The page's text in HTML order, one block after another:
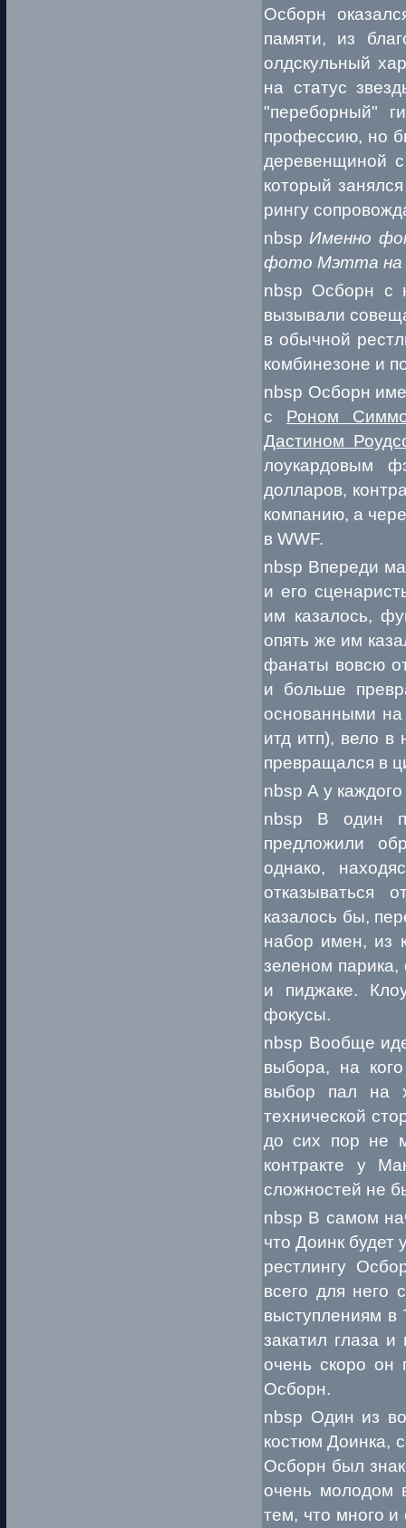
Осборн
памяти, из
олдскульный
на статус
"переборный"
профессию, но
деревенщиной
который
рингу
nbsp Именно
фото Мэтта на
nbsp Осборн с
вызывали
в обычной
комбинезоне и
nbsp Осборн
с Роном
Дастином
лоукардовым
долларов,
компанию, а
в WWF.
nbsp Впереди
и его
им казалось,
опять же им
фанаты вовсю
и больше
основанными на
итд итп), вело
превращался в
nbsp А у
nbsp В один
предложили
однако,
отказываться
казалось бы,
набор имен, из
зеленом парика,
и пиджаке.
фокусы.
nbsp Вообще
выбора, на
выбор пал на
технической
до сих пор не
контракте у
сложностей не
nbsp В самом
что Доинк
рестлингу
всего для
выступлениям в
закатил глаза
очень скоро он
Осборн.
nbsp Один из
костюм Доинка,
Осборн был
очень молодом
тем, что много